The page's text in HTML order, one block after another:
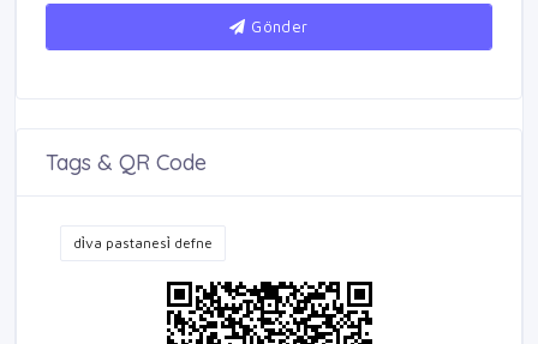
Gönder
Tags & QR Code
di̇va pastanesi̇ defne